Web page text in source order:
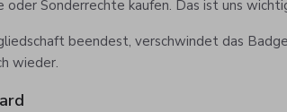
Sonderrechte kaufen. Das ist uns
beendest, verschwindet das
wieder.